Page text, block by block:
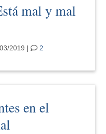
mal y mal
2019 |
2
en el